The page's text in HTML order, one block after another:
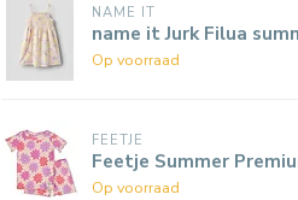
NAME IT
name it Jurk Filua
Op voorraad
FEETJE
Feetje Summer
Op voorraad